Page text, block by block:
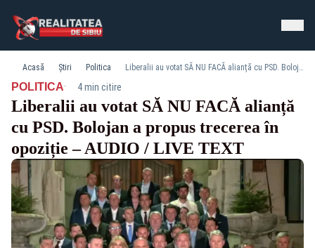
Acasă Știri Politica Liberalii au votat SĂ NU FACĂ alianță cu PSD. Bolojan a propus trecerea în opoziție – AUDIO / LIVE TEXT
POLITICA· 4 min citire
Liberalii au votat SĂ NU FACĂ alianță
cu PSD. Bolojan a propus trecerea în
opoziție – AUDIO / LIVE TEXT